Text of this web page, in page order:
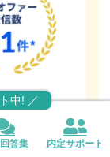
答集 内定サポート
中! ／